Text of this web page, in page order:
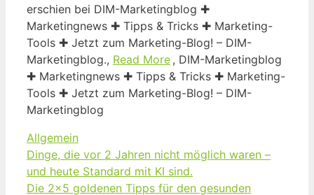
erschien bei DIM-Marketingblog ✚
Marketingnews ✚ Tipps & Tricks ✚ Marketing-
Tools ✚ Jetzt zum Marketing-Blog! – DIM-
Marketingblog., Read More , DIM-Marketingblog
✚ Marketingnews ✚ Tipps & Tricks ✚ Marketing-
Tools ✚ Jetzt zum Marketing-Blog! – DIM-
Marketingblog
Kategorien
Allgemein
Dinge, die vor 2 Jahren nicht möglich waren –
und heute Standard mit KI sind.
Die 2×5 goldenen Tipps für den gesunden